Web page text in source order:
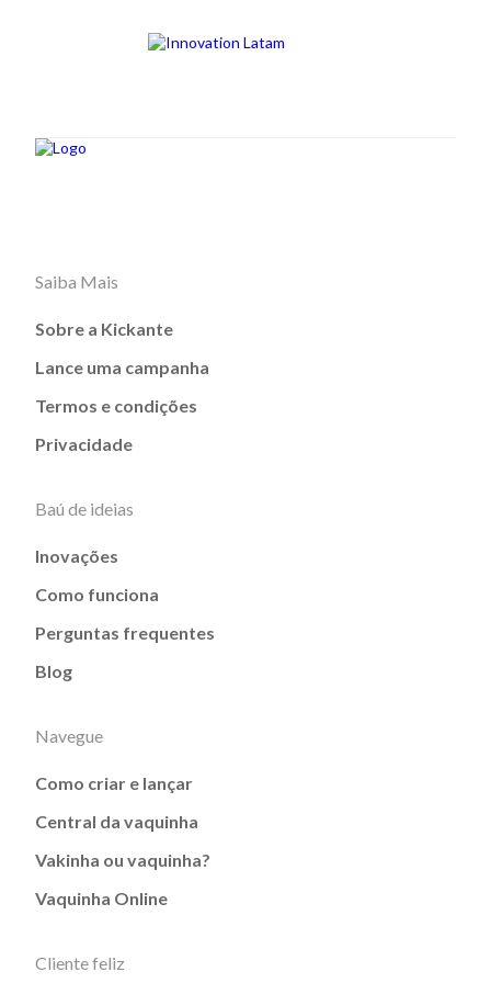
Saiba Mais
Sobre a Kickante
Lance uma campanha
Termos e condições
Privacidade
Baú de ideias
Inovações
Como funciona
Perguntas frequentes
Blog
Navegue
Como criar e lançar
Central da vaquinha
Vakinha ou vaquinha?
Vaquinha Online
Cliente feliz